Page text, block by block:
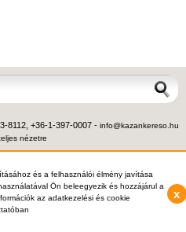
és a felhasználói élmény javítása
Ön beleegyezik és hozzájárul a
az adatkezelési és cookie
x
8112, +36-1-397-0007 - info@kazankereso.hu
nézetre